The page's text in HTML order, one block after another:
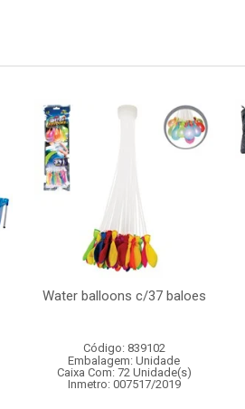
Water balloons c/37 baloes
Código: 839102
Embalagem: Unidade
Caixa Com: 72 Unidade(s)
Inmetro: 007517/2019